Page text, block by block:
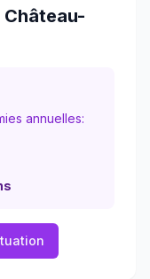
Château-
annuelles: